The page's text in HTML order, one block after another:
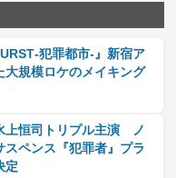
犯罪都市‐』新宿ア
大規模ロケのメイキング
上恒司トリプル主演 ノ
スペンス『犯罪者』プラ
定